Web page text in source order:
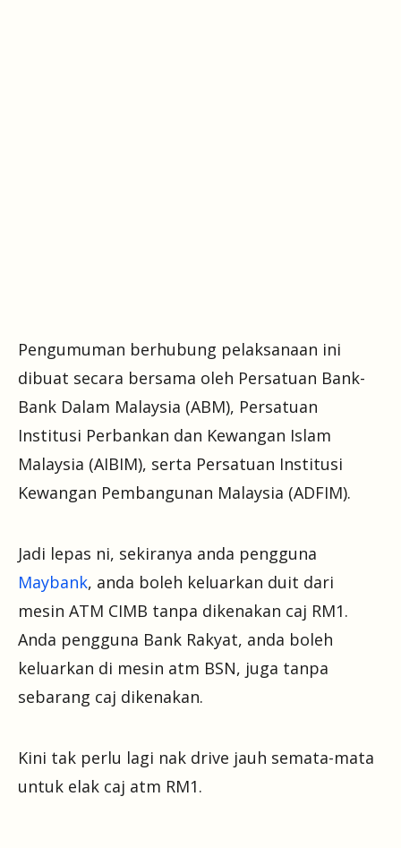
Pengumuman berhubung pelaksanaan ini
dibuat secara bersama oleh Persatuan Bank-
Bank Dalam Malaysia (ABM), Persatuan
Institusi Perbankan dan Kewangan Islam
Malaysia (AIBIM), serta Persatuan Institusi
Kewangan Pembangunan Malaysia (ADFIM).
Jadi lepas ni, sekiranya anda pengguna
Maybank, anda boleh keluarkan duit dari
mesin ATM CIMB tanpa dikenakan caj RM1.
Anda pengguna Bank Rakyat, anda boleh
keluarkan di mesin atm BSN, juga tanpa
sebarang caj dikenakan.
Kini tak perlu lagi nak drive jauh semata-mata
untuk elak caj atm RM1.